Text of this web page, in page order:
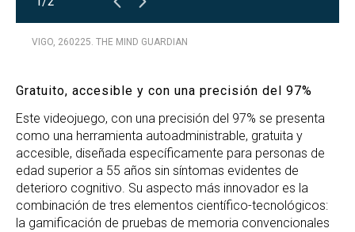
VIGO, 260225. THE MIND GUARDIAN
Gratuito, accesible y con una precisión del 97%
Este videojuego, con una precisión del 97% se presenta
como una herramienta autoadministrable, gratuita y
accesible, diseñada específicamente para personas de
edad superior a 55 años sin síntomas evidentes de
deterioro cognitivo. Su aspecto más innovador es la
combinación de tres elementos científico-tecnológicos:
la gamificación de pruebas de memoria convencionales